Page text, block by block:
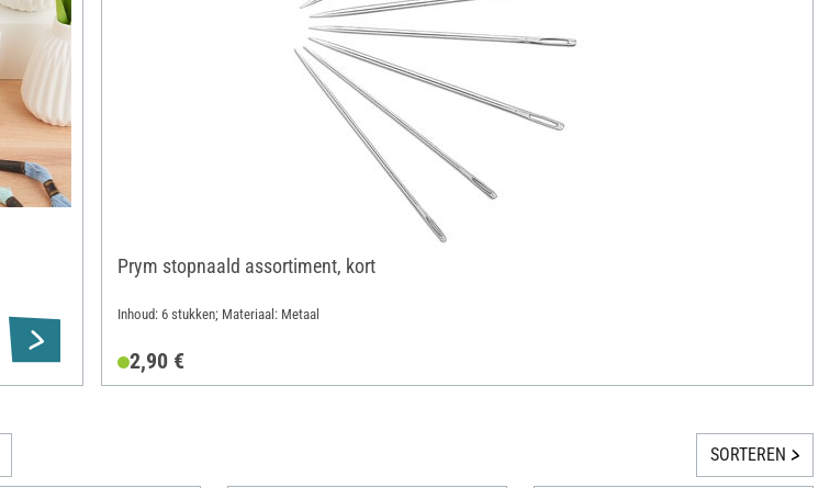
Prym stopnaald assortiment, kort
Inhoud: 6 stukken; Materiaal: Metaal
2,90 €
SORTEREN